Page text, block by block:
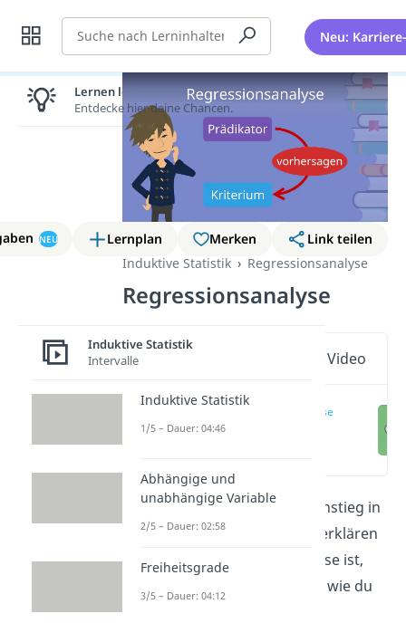
Suche Neu:
NEU Lernplan Merken
Link teilen
Induktive Statistik
Regressionsanalyse
Regressionsanalyse
Wichtige Inhalte in diesem Video
Regressionsanalyse
Dieser Artikel hilft dir beim Einstieg in
dieRegressionsanalyse
. Wir erklären
dir, was die Regressionsanalyse ist,
wofür du sie verwendest und wie du
sie richtig interpretierst.
Lernen lohnt sich!
Entdecke hier deine Chancen.
Induktive Statistik
Intervalle
Induktive Statistik
1/5 – Dauer: 04:46
Abhängige und
unabhängige Variable
2/5 – Dauer: 02:58
Freiheitsgrade
3/5 – Dauer: 04:12